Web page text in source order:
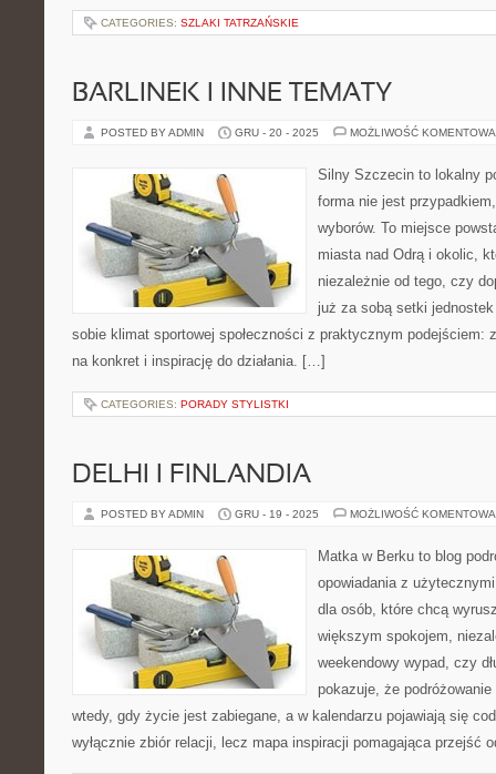
CATEGORIES: SZLAKI TATRZAŃSKIE
BARLINEK I INNE TEMATY
POSTED BY ADMIN GRU - 20 - 2025 MOŻLIWOŚĆ
Silny Szczecin to lokalny
forma nie jest
wyborów. To miejsce
miasta nad Odrą i okolic,
niezależnie od tego, czy
już za sobą setki
sobie klimat sportowej społeczności z praktycznym podejściem:
na konkret i inspirację do działania. […]
CATEGORIES: PORADY STYLISTKI
DELHI I FINLANDIA
POSTED BY ADMIN GRU - 19 - 2025 MOŻLIWOŚĆ
Matka w Berku to blog
opowiadania z
dla osób, które chcą
większym spokojem,
weekendowy wypad, czy
pokazuje, że
wtedy, gdy życie jest zabiegane, a w kalendarzu pojawiają się
wyłącznie zbiór relacji, lecz mapa inspiracji pomagająca przejść